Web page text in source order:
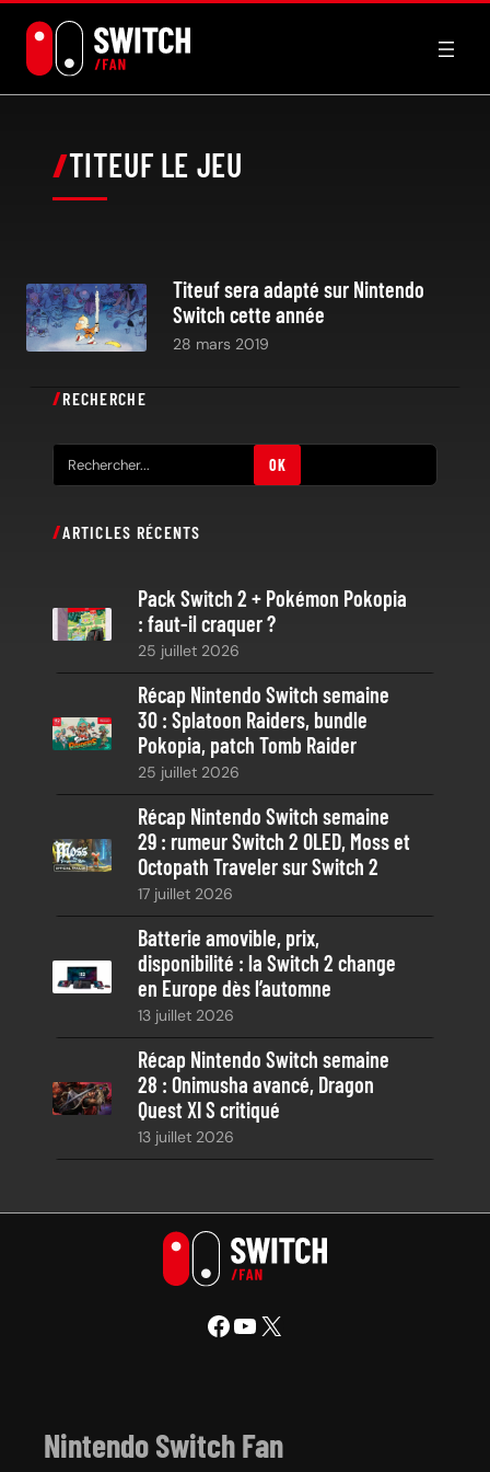
contenu
TITEUF LE JEU
Titeuf sera adapté sur Nintendo
Switch cette année
28 mars 2019
RECHERCHE
e
h
OK
ARTICLES RÉCENTS
Pack Switch 2 + Pokémon Pokopia
: faut-il craquer ?
25 juillet 2026
Récap Nintendo Switch semaine
30 : Splatoon Raiders, bundle
Pokopia, patch Tomb Raider
25 juillet 2026
Récap Nintendo Switch semaine
29 : rumeur Switch 2 OLED, Moss et
Octopath Traveler sur Switch 2
17 juillet 2026
Batterie amovible, prix,
disponibilité : la Switch 2 change
en Europe dès l’automne
13 juillet 2026
Récap Nintendo Switch semaine
28 : Onimusha avancé, Dragon
Quest XI S critiqué
13 juillet 2026
Facebook YouTube X
Nintendo Switch Fan